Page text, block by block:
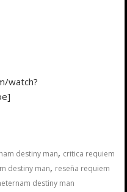
watch?
destiny man, critica requiem
destiny man, reseña requiem
destiny man